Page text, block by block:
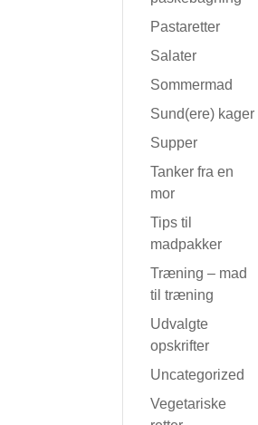
Pastaretter
Salater
Sommermad
Sund(ere) kager
Supper
Tanker fra en
mor
Tips til
madpakker
Træning – mad
til træning
Udvalgte
opskrifter
Uncategorized
Vegetariske